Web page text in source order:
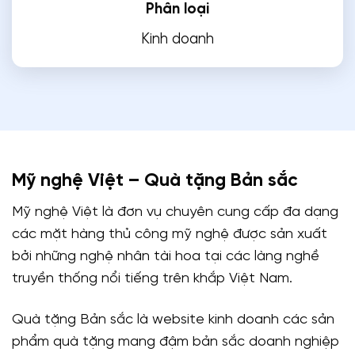
Phân loại
Kinh doanh
Mỹ nghệ Việt – Quà tặng Bản sắc
Mỹ nghệ Việt là đơn vụ chuyên cung cấp đa dạng
các mặt hàng thủ công mỹ nghệ được sản xuất
bởi những nghệ nhân tài hoa tại các làng nghề
truyền thống nổi tiếng trên khắp Việt Nam.
Quà tặng Bản sắc là website kinh doanh các sản
phẩm quà tặng mang đậm bản sắc doanh nghiệp